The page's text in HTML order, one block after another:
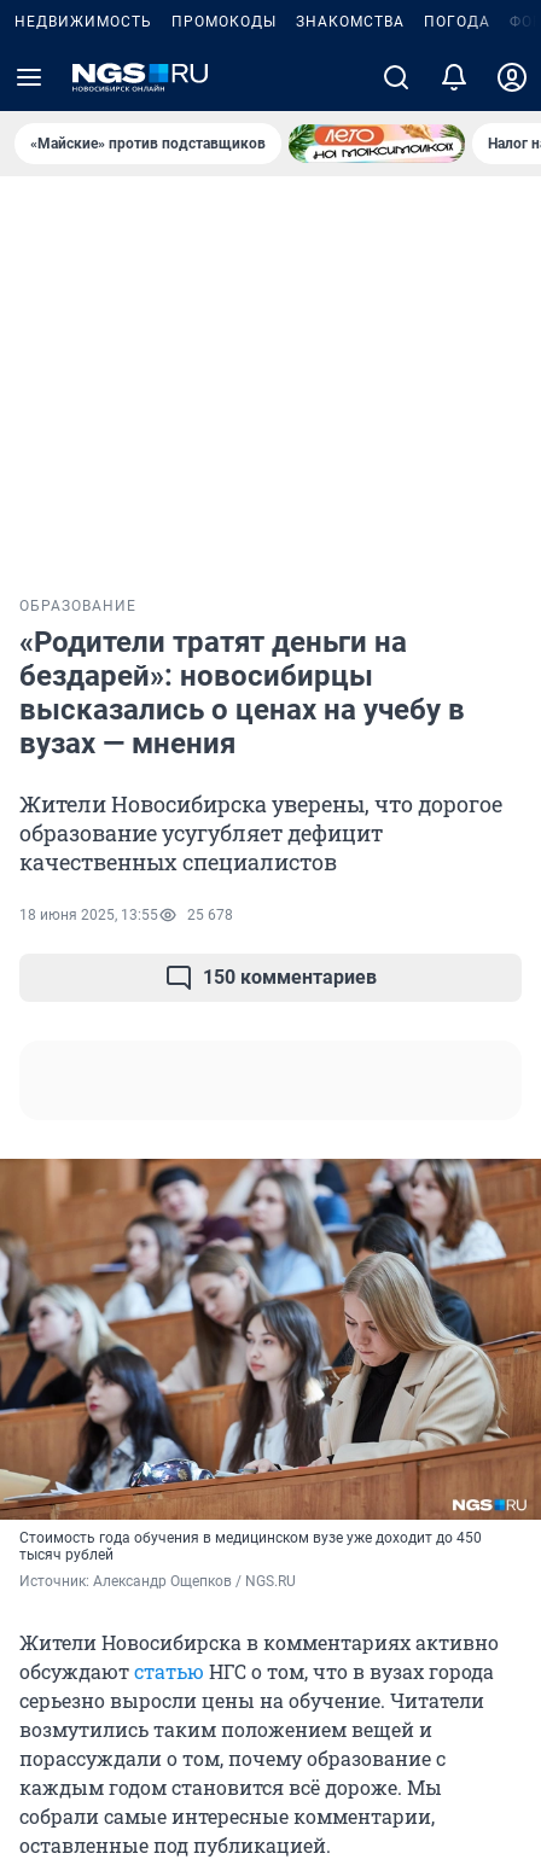
НЕДВИЖИМОСТЬ ПРОМОКОДЫ ЗНАКОМСТВА ПОГОДА
«Майские» против подставщиков Налог
ОБРАЗОВАНИЕ
«Родители тратят деньги на
бездарей»: новосибирцы
высказались о ценах на учебу в
вузах — мнения
Жители Новосибирска уверены, что дорогое
образование усугубляет дефицит
качественных специалистов
18 июня 2025, 13:55 25 678
150 комментариев
Стоимость года обучения в медицинском вузе уже доходит до 450
тысяч рублей
Источник: Александр Ощепков / NGS.RU
Жители Новосибирска в комментариях активно
обсуждаютстатью НГС о том, что в вузах города
серьезно выросли цены на обучение. Читатели
возмутились таким положением вещей и
порассуждали о том, почему образование с
каждым годом становится всё дороже. Мы
собрали самые интересные комментарии,
оставленные под публикацией.